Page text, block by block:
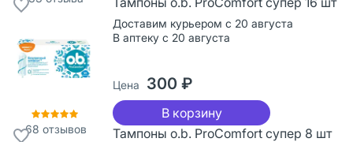
68 отзывов
Доставим курьером с 20 августа
В аптеку с 20 августа
Цена 300 ₽
В корзину
Тампоны o.b. ProComfort супер 8 шт